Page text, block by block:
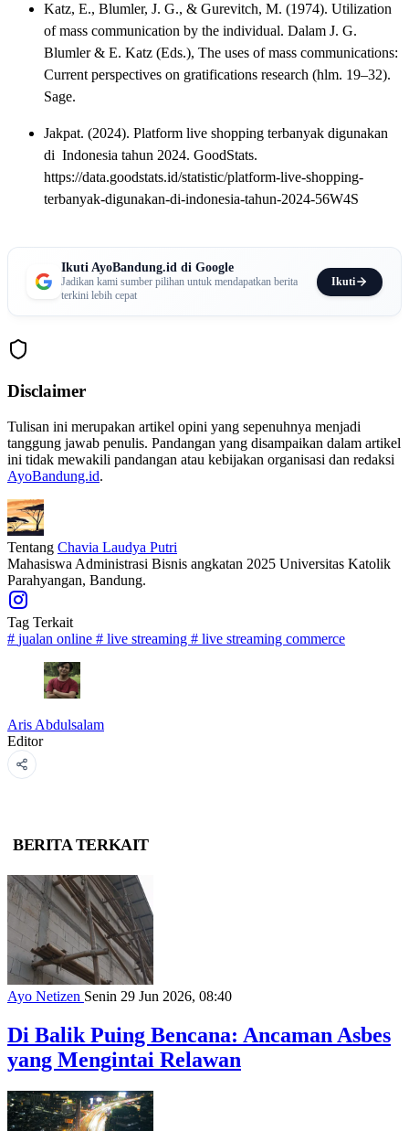
Katz, E., Blumler, J. G., & Gurevitch, M. (1974). Utilization
of mass communication by the individual. Dalam J. G.
Blumler & E. Katz (Eds.), The uses of mass communications:
Current perspectives on gratifications research (hlm. 19–32).
Sage.
Jakpat. (2024). Platform live shopping terbanyak digunakan
di Indonesia tahun 2024. GoodStats.
https://data.goodstats.id/statistic/platform-live-shopping-
terbanyak-digunakan-di-indonesia-tahun-2024-56W4S
Ikuti AyoBandung.id di Google
Jadikan kami sumber pilihan untuk mendapatkan berita
terkini lebih cepat
Ikuti
Disclaimer
Tulisan ini merupakan artikel opini yang sepenuhnya menjadi
tanggung jawab penulis. Pandangan yang disampaikan dalam artikel
ini tidak mewakili pandangan atau kebijakan organisasi dan redaksi
AyoBandung.id.
Tentang Chavia Laudya Putri
Mahasiswa Administrasi Bisnis angkatan 2025 Universitas Katolik
Parahyangan, Bandung.
Tag Terkait
# jualan online # live streaming # live streaming commerce
Aris Abdulsalam
Editor
BERITA TERKAIT
Ayo Netizen Senin 29 Jun 2026, 08:40
Di Balik Puing Bencana: Ancaman Asbes
yang Mengintai Relawan